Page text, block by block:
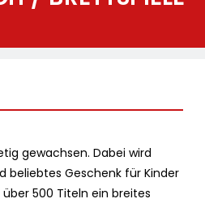
gewachsen. Dabei wird
beliebtes Geschenk für Kinder
500 Titeln ein breites